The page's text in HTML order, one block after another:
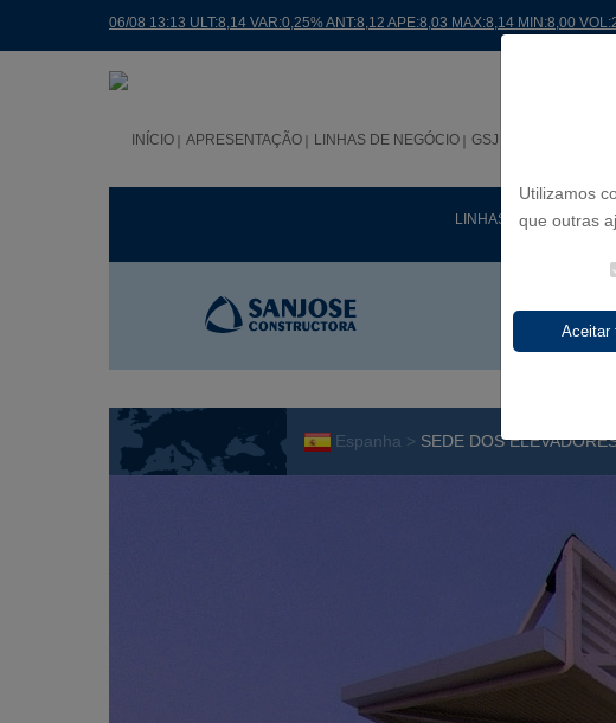
Utilizamos
que outras
06/08 13:13 ULT:8,14 VAR:0,25% ANT:8,12 APE:8,03 MAX:8,14 MIN:8,00
INÍCIO APRESENTAÇÃO LINHAS DE NEGÓCIO GSJ NO MUNDO
LINHAS DE NEGÓCIO
Espanha > SEDE DOS